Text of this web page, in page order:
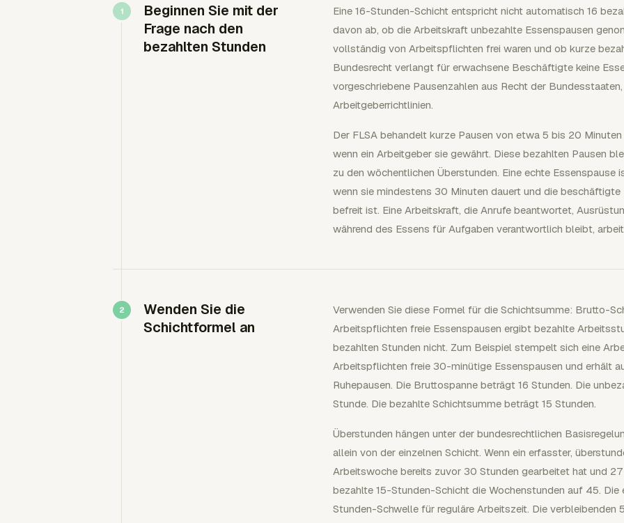
Beginnen Sie mit der
Frage nach den
bezahlten Stunden
Eine 16-Stunden-Schicht entspricht nicht automatisch 16
davon ab, ob die Arbeitskraft unbezahlte Essenspausen
vollständig von Arbeitspflichten frei waren und ob kurze
Bundesrecht verlangt für erwachsene Beschäftigte keine
vorgeschriebene Pausenzahlen aus Recht der
Arbeitgeberrichtlinien.
Der FLSA behandelt kurze Pausen von etwa 5 bis 20
wenn ein Arbeitgeber sie gewährt. Diese bezahlten Pausen
zu den wöchentlichen Überstunden. Eine echte Essenspause
wenn sie mindestens 30 Minuten dauert und die
befreit ist. Eine Arbeitskraft, die Anrufe beantwortet,
während des Essens für Aufgaben verantwortlich bleibt,
Wenden Sie die
Schichtformel an
Verwenden Sie diese Formel für die Schichtsumme: Brutto-
Arbeitspflichten freie Essenspausen ergibt bezahlte
bezahlten Stunden nicht. Zum Beispiel stempelt sich eine
Arbeitspflichten freie 30-minütige Essenspausen und erhält
Ruhepausen. Die Bruttospanne beträgt 16 Stunden. Die
Stunde. Die bezahlte Schichtsumme beträgt 15 Stunden.
Überstunden hängen unter der bundesrechtlichen
allein von der einzelnen Schicht. Wenn ein erfasster,
Arbeitswoche bereits zuvor 30 Stunden gearbeitet hat und
bezahlte 15-Stunden-Schicht die Wochenstunden auf 45.
Stunden-Schwelle für reguläre Arbeitszeit. Die